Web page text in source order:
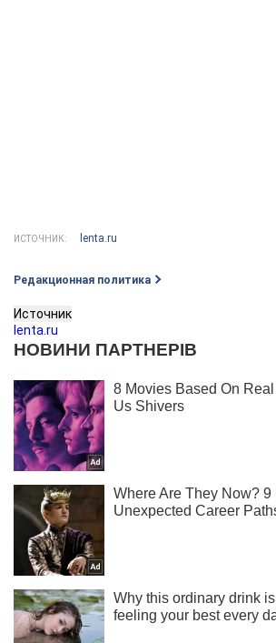
ИСТОЧНИК: lenta.ru
Редакционная политика
Источник
lenta.ru